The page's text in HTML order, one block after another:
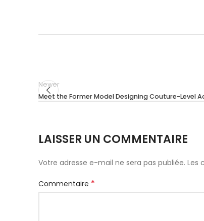
Newer
Meet the Former Model Designing Couture-Level
LAISSER UN COMMENTAIRE
Votre adresse e-mail ne sera pas publiée. Les
Commentaire *